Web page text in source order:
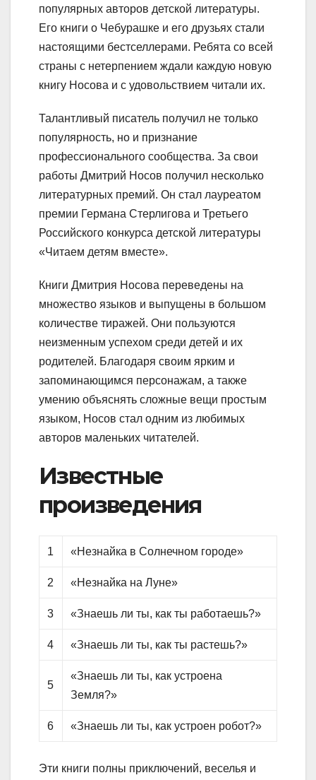
популярных авторов детской литературы.
Его книги о Чебурашке и его друзьях стали
настоящими бестселлерами. Ребята со всей
страны с нетерпением ждали каждую новую
книгу Носова и с удовольствием читали их.
Талантливый писатель получил не только
популярность, но и признание
профессионального сообщества. За свои
работы Дмитрий Носов получил несколько
литературных премий. Он стал лауреатом
премии Германа Стерлигова и Третьего
Российского конкурса детской литературы
«Читаем детям вместе».
Книги Дмитрия Носова переведены на
множество языков и выпущены в большом
количестве тиражей. Они пользуются
неизменным успехом среди детей и их
родителей. Благодаря своим ярким и
запоминающимся персонажам, а также
умению объяснять сложные вещи простым
языком, Носов стал одним из любимых
авторов маленьких читателей.
Известные
произведения
1 «Незнайка в Солнечном городе»
2 «Незнайка на Луне»
3 «Знаешь ли ты, как ты работаешь?»
4 «Знаешь ли ты, как ты растешь?»
5
«Знаешь ли ты, как устроена
Земля?»
6 «Знаешь ли ты, как устроен робот?»
Эти книги полны приключений, веселья и